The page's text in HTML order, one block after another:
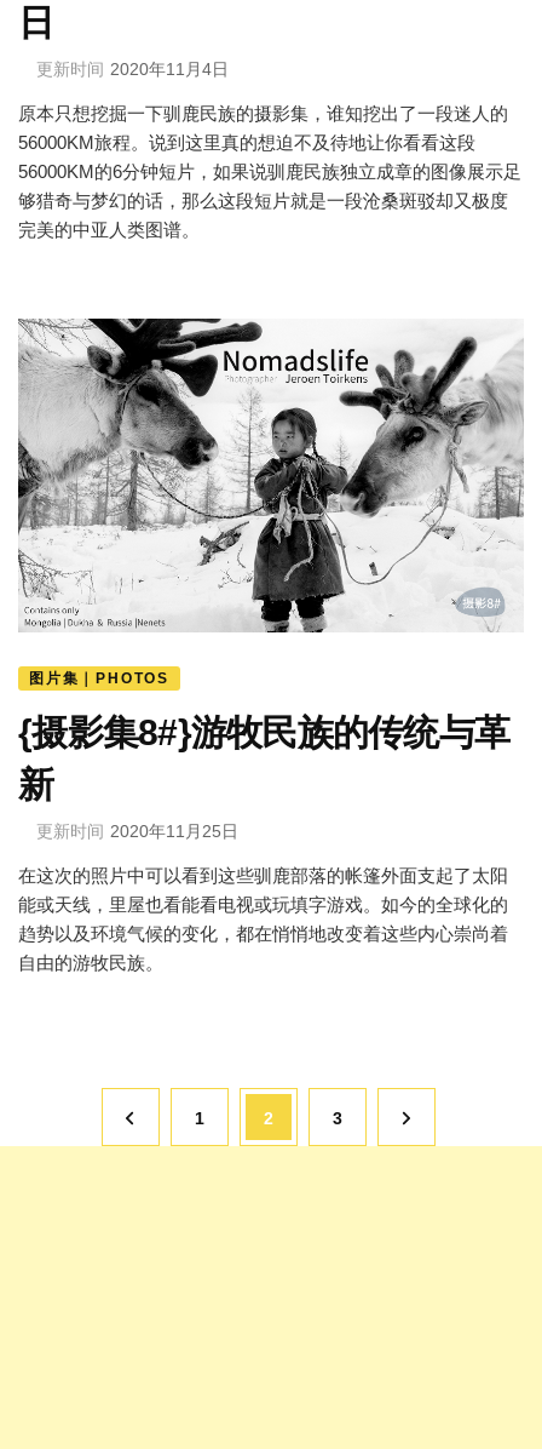
日
更新时间 2020年11月4日
原本只想挖掘一下驯鹿民族的摄影集，谁知挖出了一段迷人的
56000KM旅程。说到这里真的想迫不及待地让你看看这段
56000KM的6分钟短片，如果说驯鹿民族独立成章的图像展示足
够猎奇与梦幻的话，那么这段短片就是一段沧桑斑驳却又极度
完美的中亚人类图谱。
图片集｜PHOTOS
{摄影集8#}游牧民族的传统与革
新
更新时间 2020年11月25日
在这次的照片中可以看到这些驯鹿部落的帐篷外面支起了太阳
能或天线，里屋也看能看电视或玩填字游戏。如今的全球化的
趋势以及环境气候的变化，都在悄悄地改变着这些内心崇尚着
自由的游牧民族。
页
1 页
2 页
3